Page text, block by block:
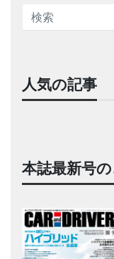
人気の記事
本誌最新号